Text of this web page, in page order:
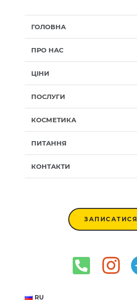
ГОЛОВНА
ПРО НАС
ЦІНИ
ПОСЛУГИ
КОСМЕТИКА
ПИТАННЯ
КОНТАКТИ
ЗАПИСАТИСЯ
RU